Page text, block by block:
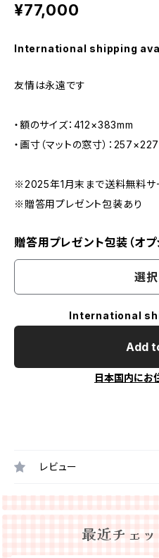
¥77,000
International shipping
友情は永遠です
・額のサイズ：412×383mm
・画寸（マットの窓寸）：
※2025年1月末まで送料無料サ
※贈答用プレゼント包装あり
贈答用プレゼント包装（オプ
選
International
Add
日本国内にお
レビュー
最近チェ